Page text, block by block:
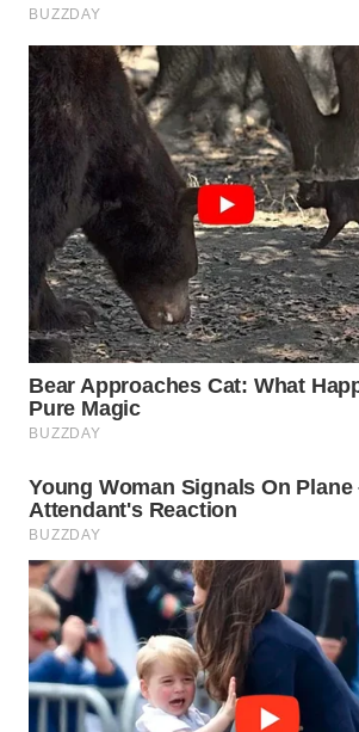
WN
SIMALUNGUN
WN
LABUHANBATU
WN
TAPANULI
TENGAH
WN DELI
SERDANG
WN
TINGGI
WN
PAKPAK
WN
KARAWANG
WN